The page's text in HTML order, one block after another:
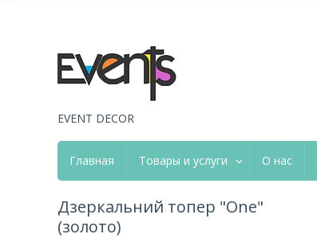
EVENT DECOR
Главная Товары и услуги О нас
Дзеркальний топер "One"
(золото)